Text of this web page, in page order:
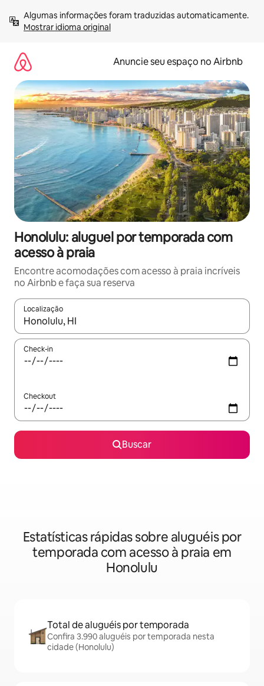
para
Mostrar idioma original
Anuncie seu espaço no Airbnb
Honolulu: aluguel por temporada com
acesso à praia
Encontre acomodações com acesso à praia incríveis
no Airbnb e faça sua reserva
Localização
Quando os resultados estiverem disponíveis, explore-os
Check-in
Checkout
Buscar
Estatísticas rápidas sobre aluguéis por
temporada com acesso à praia em
Honolulu
Total de aluguéis por temporada
Confira 3.990 aluguéis por temporada nesta
cidade (Honolulu)